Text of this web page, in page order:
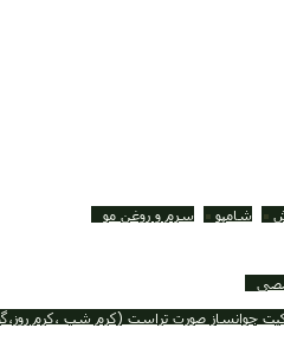
شامپو سرم و روغن مو
جوانساز صورت تراست (کرم شب ،کرم